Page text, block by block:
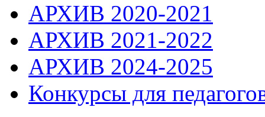
АРХИВ 2020-2021
АРХИВ 2021-2022
АРХИВ 2024-2025
Конкурсы для